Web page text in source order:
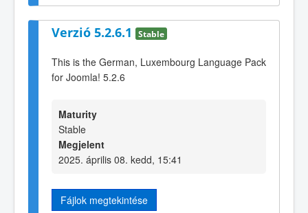
Verzió 5.2.6.1 Stable
This is the German, Luxembourg Language Pack
for Joomla! 5.2.6
Maturity
Stable
Megjelent
2025. április 08. kedd, 15:41
Fájlok megtekintése